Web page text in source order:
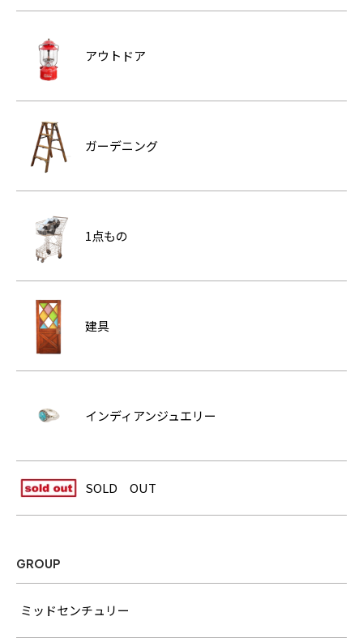
アウトドア
ガーデニング
1点もの
建具
インディアンジュエリー
SOLD OUT
GROUP
ミッドセンチュリー